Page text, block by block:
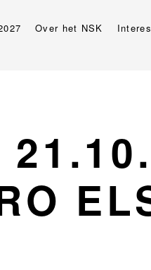
Over het NSK